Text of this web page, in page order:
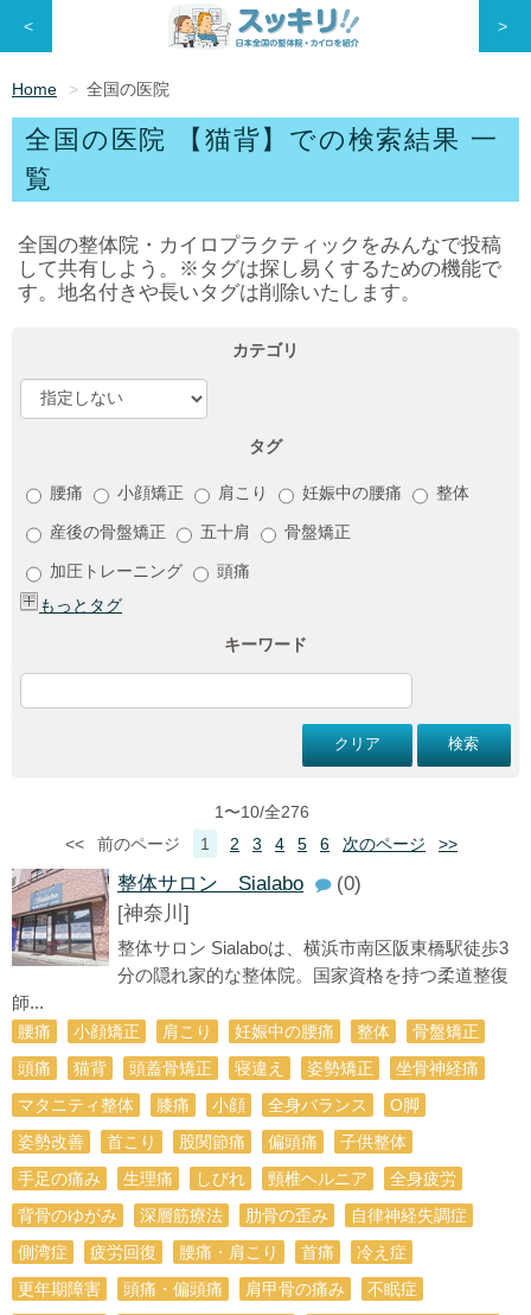
Home 全国の医院
全国の医院 【猫背】での検索結果 一
覧
全国の整体院・カイロプラクティックをみんなで投稿
して共有しよう。※タグは探し易くするための機能で
す。地名付きや長いタグは削除いたします。
カテゴリ
タグ
腰痛 小顔矯正 肩こり 妊娠中の腰痛 整体
産後の骨盤矯正 五十肩 骨盤矯正
加圧トレーニング
頭痛
もっとタグ
キーワード
1〜10/全276
<<
前のページ 1 2 3 4 5 6 次のページ >>
整体サロン Sialabo
(0)
[神奈川]
整体サロン Sialaboは、横浜市南区阪東橋駅徒歩3
分の隠れ家的な整体院。国家資格を持つ柔道整復
師...
腰痛 小顔矯正 肩こり 妊娠中の腰痛 整体
骨盤矯正
頭痛
猫背 頭蓋骨矯正 寝違え 姿勢矯正
坐骨神経痛
マタニティ整体
膝痛 小顔 全身バランス
О脚
姿勢改善
首こり 股関節痛 偏頭痛
子供整体
手足の痛み
生理痛 しびれ 頸椎ヘルニア
全身疲労
背骨のゆがみ
深層筋療法 肋骨の歪み
自律神経失調症
側湾症
疲労回復 腰痛・肩こり 首痛
冷え症
更年期障害
頭痛・偏頭痛 肩甲骨の痛み
不眠症
< >